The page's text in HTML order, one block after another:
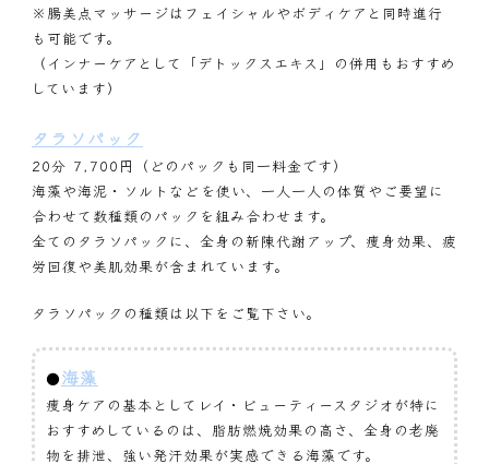
※腸美点マッサージはフェイシャルやボディケアと同時進行
も可能です。
（インナーケアとして「デトックスエキス」の併用もおすすめ
しています）
タラソパック
20分 7,700円（どのパックも同一料金です）
海藻や海泥・ソルトなどを使い、一人一人の体質やご要望に
合わせて数種類のパックを組み合わせます。
全てのタラソパックに、全身の新陳代謝アップ、痩身効果、疲
労回復や美肌効果が含まれています。
タラソパックの種類は以下をご覧下さい。
●海藻
痩身ケアの基本としてレイ・ビューティースタジオが特に
おすすめしているのは、脂肪燃焼効果の高さ、全身の老廃
物を排泄、強い発汗効果が実感できる海藻です。